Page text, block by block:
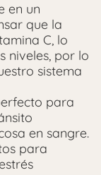
en un
que la
C, lo
niveles, por lo
sistema
para
en sangre.
para